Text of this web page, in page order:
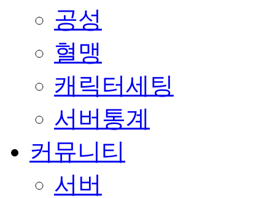
공성
혈맹
캐릭터세팅
서버통계
커뮤니티
서버